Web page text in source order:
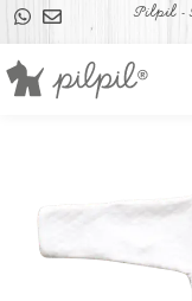
Pilpil -